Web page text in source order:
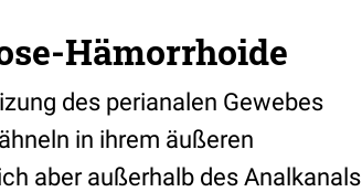
Hämorrhoide
des perianalen Gewebes
in ihrem äußeren
aber außerhalb des Analkanals